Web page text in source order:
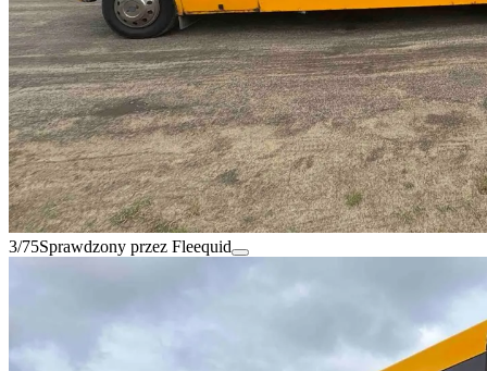
3/75Sprawdzony przez Fleequid